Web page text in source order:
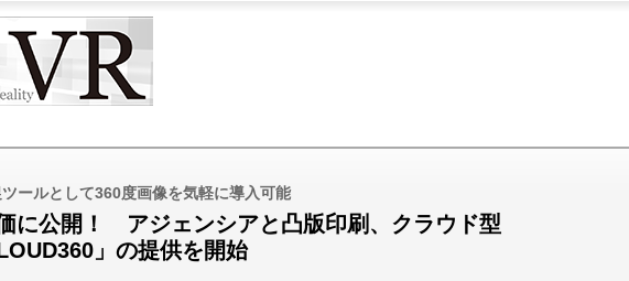
ールとして360度画像を気軽に導入可能
に公開！ アジェンシアと凸版印刷、クラウド型
」の提供を開始